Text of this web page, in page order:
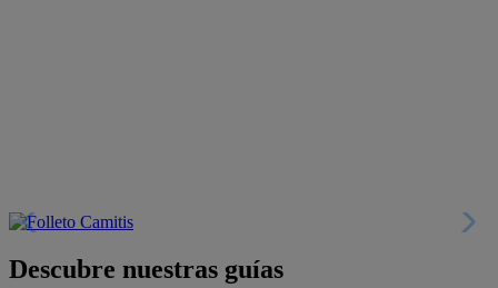
Descubre nuestras guías